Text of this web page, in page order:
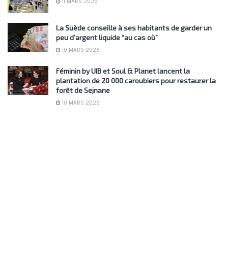
PME et startups tunisiennes, bénéficiez d’un
accompagnement avec Start Export by Cepex pour
réussir en Afrique
Qui va investir dans la SITEX?
11 MARS 2026